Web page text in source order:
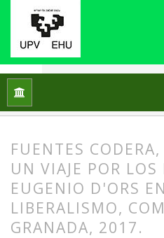
Inicio Núm. 57
FUENTES
UN VIAJE POR LOS
EUGENIO D'ORS
LIBERALISMO,
GRANADA, 2017.